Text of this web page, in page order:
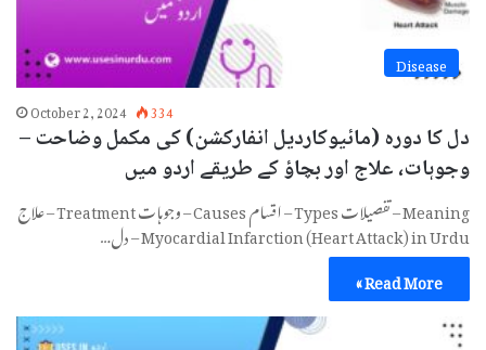
Disease
October 2, 2024 334
دل کا دورہ (مائیوکاردیل انفارکشن) کی مکمل وضاحت –
وجوہات، علاج اور بچاؤ کے طریقے اردو میں
Meaning – تفصیلات Types – اقسام Causes – وجوہات Treatment – علاج
Myocardial Infarction (Heart Attack) in Urdu – دل…
Read More »